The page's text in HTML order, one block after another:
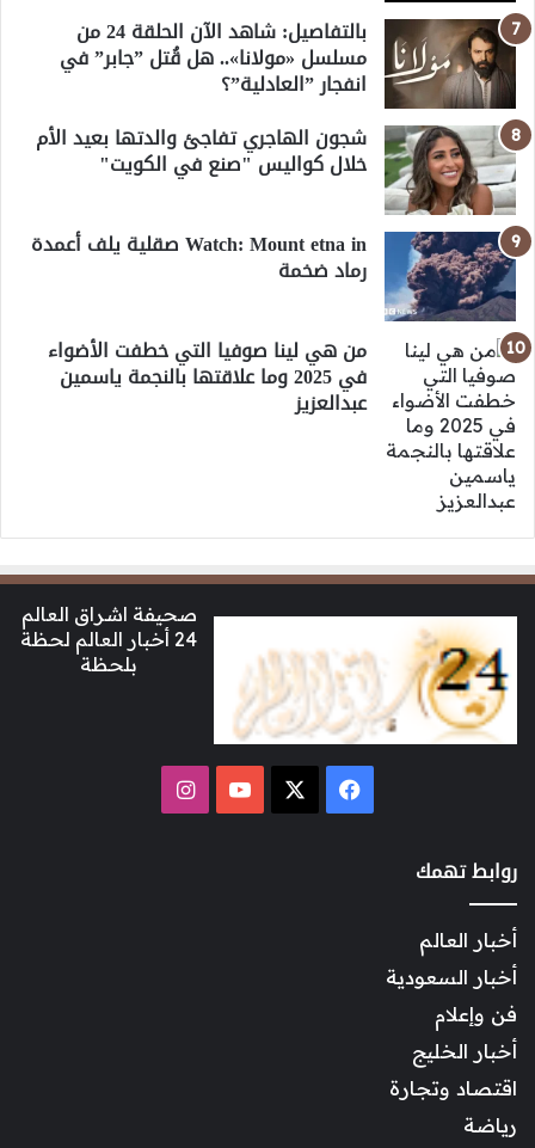
بالتفاصيل: شاهد الآن الحلقة 24 من
مسلسل «مولانا».. هل قُتل ”جابر” في
انفجار ”العادلية”؟
شجون الهاجري تفاجئ والدتها بعيد الأم
خلال كواليس "صنع في الكويت"
Watch: Mount etna in صقلية يلف أعمدة
رماد ضخمة
من هي لينا صوفيا التي خطفت الأضواء
في 2025 وما علاقتها بالنجمة ياسمين
عبدالعزيز
صحيفة اشراق العالم
24 أخبار العالم لحظة
بلحظة
فيسبوك ‫YouTubeانستقرام
روابط تهمك
أخبار العالم
أخبار السعودية
فن وإعلام
أخبار الخليج
اقتصاد وتجارة
رياضة